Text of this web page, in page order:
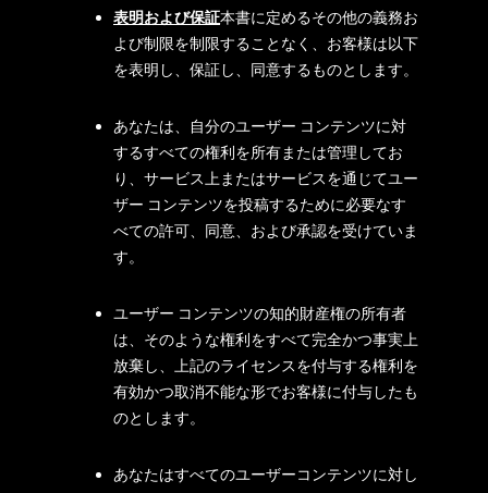
表明および保証本書に定めるその他の義務お
よび制限を制限することなく、お客様は以下
を表明し、保証し、同意するものとします。
あなたは、自分のユーザー コンテンツに対
するすべての権利を所有または管理してお
り、サービス上またはサービスを通じてユー
ザー コンテンツを投稿するために必要なす
べての許可、同意、および承認を受けていま
す。
ユーザー コンテンツの知的財産権の所有者
は、そのような権利をすべて完全かつ事実上
放棄し、上記のライセンスを付与する権利を
有効かつ取消不能な形でお客様に付与したも
のとします。
あなたはすべてのユーザーコンテンツに対し